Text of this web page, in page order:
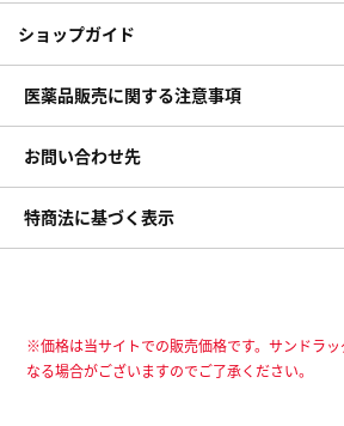
ショップガイド
医薬品販売に関する注意事項
お問い合わせ先
特商法に基づく表示
※価格は当サイトでの販売価格です。サンドラ
なる場合がございますのでご了承ください。